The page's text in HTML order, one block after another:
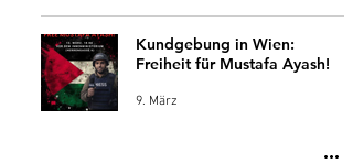
Kundgebung in Wien:
Freiheit für Mustafa Ayash!
9. März